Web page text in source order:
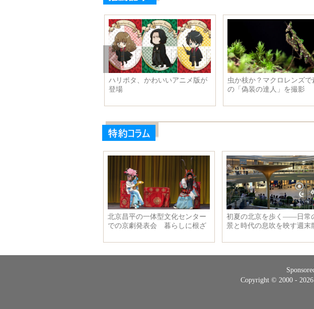
85歳のお爺さんの素敵な写真、
世界でも有名に
李克強総理は外国専門家と
の座談会を行い
Copyright © 2000 -